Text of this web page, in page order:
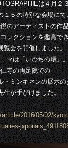
は４月２
１５の特別な会場にて
のアーティストの作
レクションを鑑賞で
覧会を開催しました。
マは「いのちの環」
寺の両足院での
・ミンキネンの展示の
生が手がけました。
2016/05/02/